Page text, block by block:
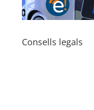
Consells legals